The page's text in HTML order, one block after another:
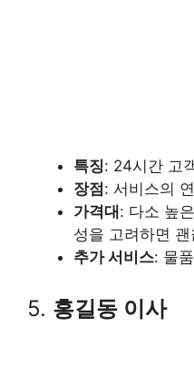
특징: 24시간 고
장점 : 서비스의
가격대 : 다소 높
성을 고려하면
추가 서비스: 물
5. 홍길동 이사